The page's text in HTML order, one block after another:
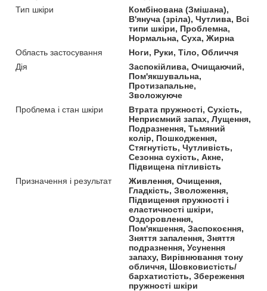
Тип шкіри
Комбінована (Змішана),
В'януча (зріла), Чутлива, Всі
типи шкіри, Проблемна,
Нормальна, Суха, Жирна
Область застосування
Ноги, Руки, Тіло, Обличчя
Дія
Заспокійлива, Очищаючий,
Пом'якшувальна,
Протизапальне,
Зволожуюче
Проблема і стан шкіри
Втрата пружності, Сухість,
Неприємний запах, Лущення,
Подразнення, Тьмяний
колір, Пошкодження,
Стягнутість, Чутливість,
Сезонна сухість, Акне,
Підвищена пітливість
Призначення і результат
Живлення, Очищення,
Гладкість, Зволоження,
Підвищення пружності і
еластичності шкіри,
Оздоровлення,
Пом'якшення, Заспокоєння,
Зняття запалення, Зняття
подразнення, Усунення
запаху, Вирівнювання тону
обличчя, Шовковистість/
бархатистість, Збереження
пружності шкіри